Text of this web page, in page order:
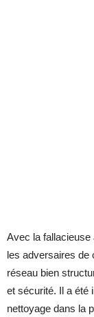
Avec la fallacieuse
les adversaires de
réseau bien
et sécurité. Il a été
nettoyage dans la